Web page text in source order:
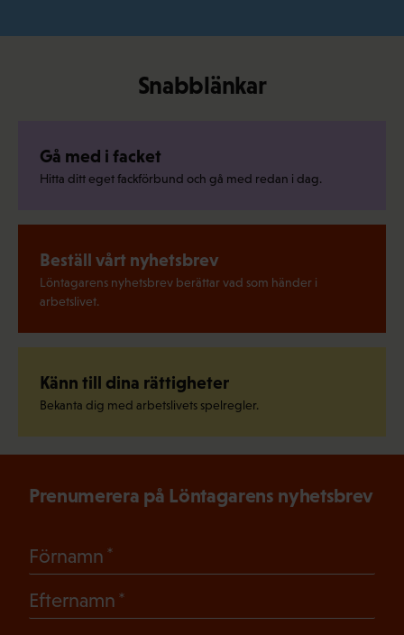
Snabblänkar
Gå med i facket
Hitta ditt eget fackförbund och gå med redan i dag.
Beställ vårt nyhetsbrev
Löntagarens nyhetsbrev berättar vad som händer i
arbetslivet.
Känn till dina rättigheter
Bekanta dig med arbetslivets spelregler.
Prenumerera på Löntagarens nyhetsbrev
Förnamn
Efternamn